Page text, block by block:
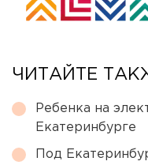
ЧИТАЙТЕ
Ребенка на
Екатеринбурге
Под